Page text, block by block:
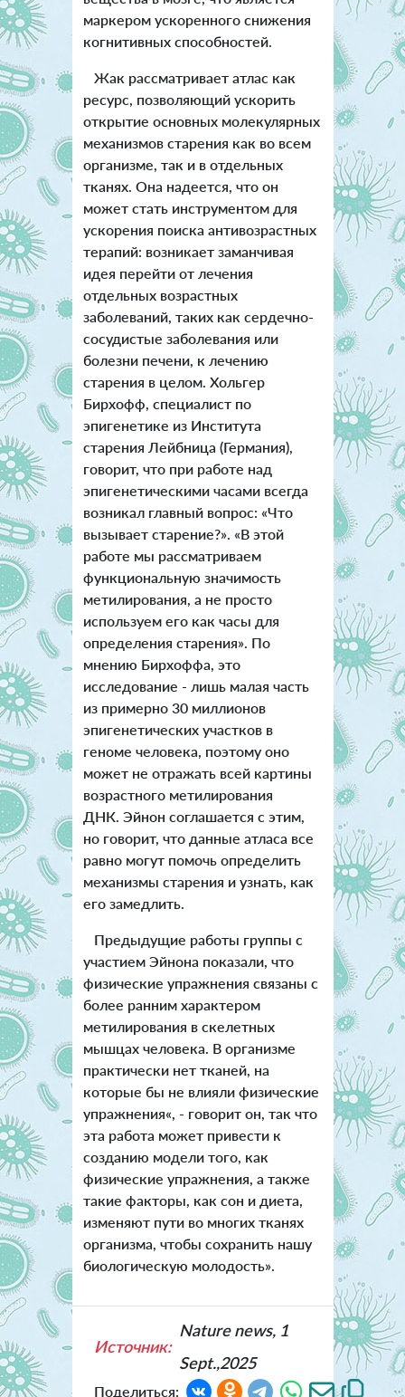
маркером ускоренного снижения
когнитивных способностей.
Жак рассматривает атлас как
ресурс, позволяющий ускорить
открытие основных молекулярных
механизмов старения как во всем
организме, так и в отдельных
тканях. Она надеется, что он
может стать инструментом для
ускорения поиска антивозрастных
терапий: возникает заманчивая
идея перейти от лечения
отдельных возрастных
заболеваний, таких как сердечно-
сосудистые заболевания или
болезни печени, к лечению
старения в целом. Хольгер
Бирхофф, специалист по
эпигенетике из Института
старения Лейбница (Германия),
говорит, что при работе над
эпигенетическими часами всегда
возникал главный вопрос: «Что
вызывает старение?». «В этой
работе мы рассматриваем
функциональную значимость
метилирования, а не просто
используем его как часы для
определения старения». По
мнению Бирхоффа, это
исследование - лишь малая часть
из примерно 30 миллионов
эпигенетических участков в
геноме человека, поэтому оно
может не отражать всей картины
возрастного метилирования
ДНК. Эйнон соглашается с этим,
но говорит, что данные атласа все
равно могут помочь определить
механизмы старения и узнать, как
его замедлить.
Предыдущие работы группы с
участием Эйнона показали, что
физические упражнения связаны с
более ранним характером
метилирования в скелетных
мышцах человека. В организме
практически нет тканей, на
которые бы не влияли физические
упражнения«, - говорит он, так что
эта работа может привести к
созданию модели того, как
физические упражнения, а также
такие факторы, как сон и диета,
изменяют пути во многих тканях
организма, чтобы сохранить нашу
биологическую молодость».
Источник:
Nature news, 1
Sept.,2025
Поделиться: